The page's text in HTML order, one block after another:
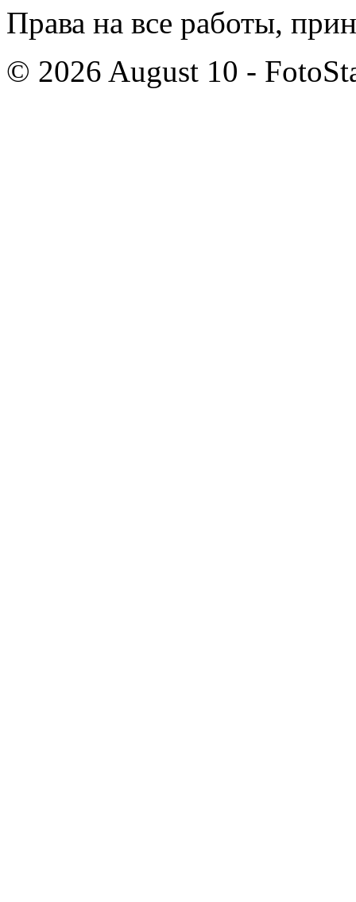
Права на все работы,
© 2026 August 10 -